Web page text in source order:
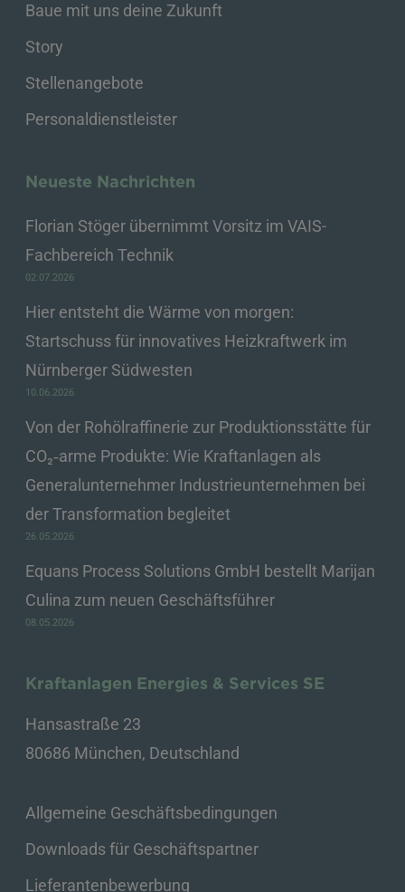
Baue mit uns deine Zukunft
Story
Stellenangebote
Personaldienstleister
Neueste Nachrichten
Florian Stöger übernimmt Vorsitz im VAIS-
Fachbereich Technik
02.07.2026
Hier entsteht die Wärme von morgen:
Startschuss für innovatives Heizkraftwerk im
Nürnberger Südwesten
10.06.2026
Von der Rohölraffinerie zur Produktionsstätte für
CO₂‑arme Produkte: Wie Kraftanlagen als
Generalunternehmer Industrieunternehmen bei
der Transformation begleitet
26.05.2026
Equans Process Solutions GmbH bestellt Marijan
Culina zum neuen Geschäftsführer
08.05.2026
Kraftanlagen Energies & Services SE
Hansastraße 23
80686 München, Deutschland
Allgemeine Geschäftsbedingungen
Downloads für Geschäftspartner
Lieferantenbewerbung